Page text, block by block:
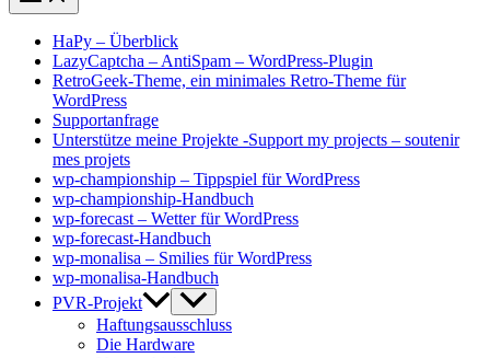
HaPy – Überblick
LazyCaptcha – AntiSpam – WordPress-Plugin
RetroGeek-Theme, ein minimales Retro-Theme für
WordPress
Supportanfrage
Unterstütze meine Projekte -Support my projects – soutenir
mes projets
wp-championship – Tippspiel für WordPress
wp-championship-Handbuch
wp-forecast – Wetter für WordPress
wp-forecast-Handbuch
wp-monalisa – Smilies für WordPress
wp-monalisa-Handbuch
PVR-Projekt
Haftungsausschluss
Die Hardware